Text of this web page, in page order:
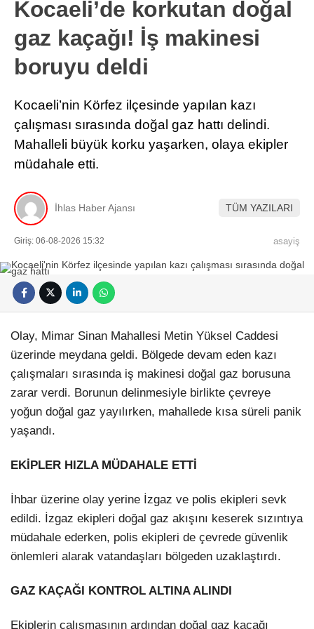
Kocaeli’de korkutan doğal
gaz kaçağı! İş makinesi
boruyu deldi
Kocaeli’nin Körfez ilçesinde yapılan kazı
çalışması sırasında doğal gaz hattı delindi.
Mahalleli büyük korku yaşarken, olaya ekipler
müdahale etti.
İhlas Haber Ajansı TÜM YAZILARI
Giriş: 06-08-2026 15:32 asayiş
Olay, Mimar Sinan Mahallesi Metin Yüksel Caddesi
üzerinde meydana geldi. Bölgede devam eden kazı
çalışmaları sırasında iş makinesi doğal gaz borusuna
zarar verdi. Borunun delinmesiyle birlikte çevreye
yoğun doğal gaz yayılırken, mahallede kısa süreli panik
yaşandı.
EKİPLER HIZLA MÜDAHALE ETTİ
İhbar üzerine olay yerine İzgaz ve polis ekipleri sevk
edildi. İzgaz ekipleri doğal gaz akışını keserek sızıntıya
müdahale ederken, polis ekipleri de çevrede güvenlik
önlemleri alarak vatandaşları bölgeden uzaklaştırdı.
GAZ KAÇAĞI KONTROL ALTINA ALINDI
Ekiplerin çalışmasının ardından doğal gaz kaçağı